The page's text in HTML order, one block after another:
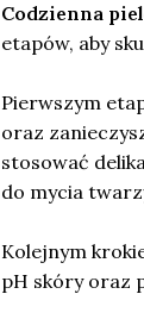
Codzienna
etapów, aby
Pierwszym
oraz
stosować
do mycia
Kolejnym
pH skóry oraz